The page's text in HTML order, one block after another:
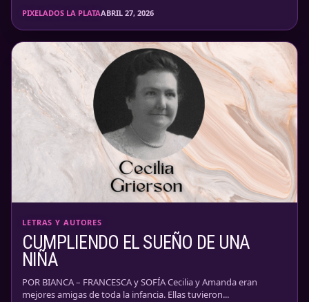
PIXELADOS LA PLATAABRIL 27, 2026
LETRAS Y AUTORES
CUMPLIENDO EL SUEÑO DE UNA
NIÑA
POR BIANCA – FRANCESCA y SOFÍA Cecilia y Amanda eran
mejores amigas de toda la infancia. Ellas tuvieron...